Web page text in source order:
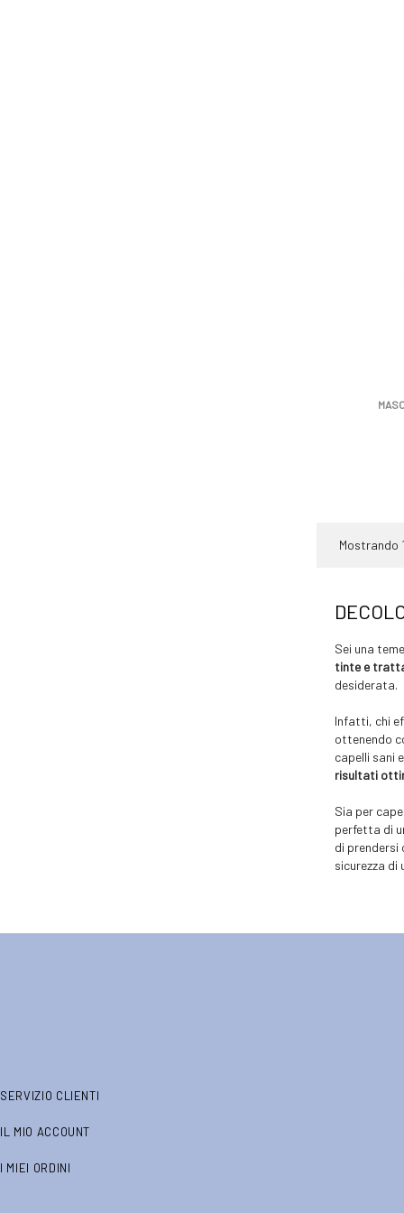
Mostrando
Sei una
tinte e
desiderata.
Infatti, chi
ottenendo
capelli sani
risultati
Sia per
perfetta di
di prendersi
sicurezza
SERVIZIO CLIENTI
IL MIO ACCOUNT
I MIEI ORDINI